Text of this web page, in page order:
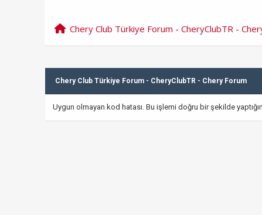
Chery Club Türkiye Forum - CheryClubTR -
Chery Club Türkiye Forum - CheryClubTR - Chery Forum
Uygun olmayan kod hatası. Bu işlemi doğru bir şekilde